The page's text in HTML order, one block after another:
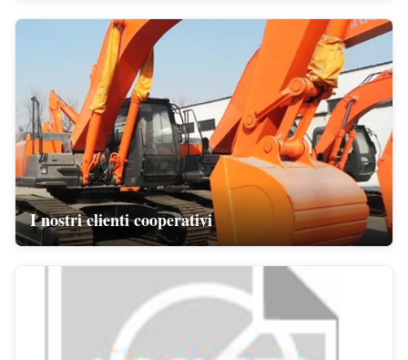
I nostri clienti cooperativi